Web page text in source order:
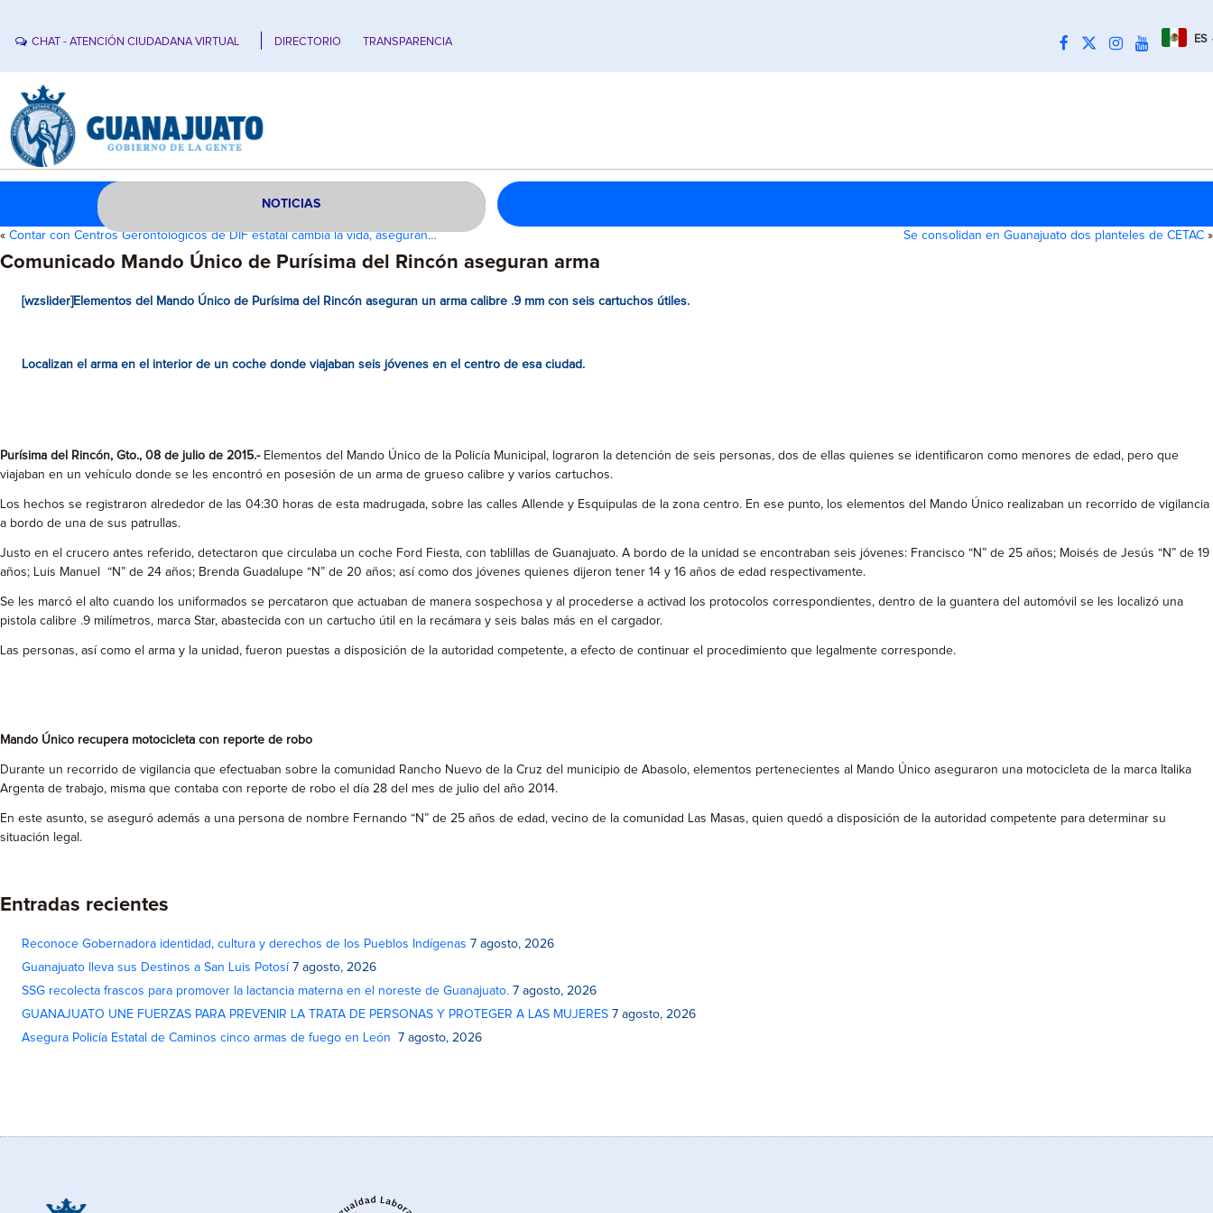
CHAT - ATENCIÓN CIUDADANA VIRTUAL DIRECTORIO TRANSPARENCIA ES
NOTICIAS
« Contar con Centros Gerontológicos de DIF estatal cambia la vida, asegurán… Se consolidan en Guanajuato dos planteles de CETAC »
Comunicado Mando Único de Purísima del Rincón aseguran arma
[wzslider]Elementos del Mando Único de Purísima del Rincón aseguran un arma calibre .9 mm con seis cartuchos útiles.
Localizan el arma en el interior de un coche donde viajaban seis jóvenes en el centro de esa ciudad.
Purísima del Rincón, Gto., 08 de julio de 2015.- Elementos del Mando Único de la Policía Municipal, lograron la detención de seis personas, dos de ellas quienes se identificaron como menores de edad, pero que
viajaban en un vehículo donde se les encontró en posesión de un arma de grueso calibre y varios cartuchos.
Los hechos se registraron alrededor de las 04:30 horas de esta madrugada, sobre las calles Allende y Esquipulas de la zona centro. En ese punto, los elementos del Mando Único realizaban un recorrido de vigilancia
a bordo de una de sus patrullas.
Justo en el crucero antes referido, detectaron que circulaba un coche Ford Fiesta, con tablillas de Guanajuato. A bordo de la unidad se encontraban seis jóvenes: Francisco “N” de 25 años; Moisés de Jesús “N” de 19
años; Luis Manuel “N” de 24 años; Brenda Guadalupe “N” de 20 años; así como dos jóvenes quienes dijeron tener 14 y 16 años de edad respectivamente.
Se les marcó el alto cuando los uniformados se percataron que actuaban de manera sospechosa y al procederse a activad los protocolos correspondientes, dentro de la guantera del automóvil se les localizó una
pistola calibre .9 milímetros, marca Star, abastecida con un cartucho útil en la recámara y seis balas más en el cargador.
Las personas, así como el arma y la unidad, fueron puestas a disposición de la autoridad competente, a efecto de continuar el procedimiento que legalmente corresponde.
Mando Único recupera motocicleta con reporte de robo
Durante un recorrido de vigilancia que efectuaban sobre la comunidad Rancho Nuevo de la Cruz del municipio de Abasolo, elementos pertenecientes al Mando Único aseguraron una motocicleta de la marca Italika
Argenta de trabajo, misma que contaba con reporte de robo el día 28 del mes de julio del año 2014.
En este asunto, se aseguró además a una persona de nombre Fernando “N” de 25 años de edad, vecino de la comunidad Las Masas, quien quedó a disposición de la autoridad competente para determinar su
situación legal.
Entradas recientes
Reconoce Gobernadora identidad, cultura y derechos de los Pueblos Indígenas 7 agosto, 2026
Guanajuato lleva sus Destinos a San Luis Potosí 7 agosto, 2026
SSG recolecta frascos para promover la lactancia materna en el noreste de Guanajuato. 7 agosto, 2026
GUANAJUATO UNE FUERZAS PARA PREVENIR LA TRATA DE PERSONAS Y PROTEGER A LAS MUJERES 7 agosto, 2026
Asegura Policía Estatal de Caminos cinco armas de fuego en León
7 agosto, 2026